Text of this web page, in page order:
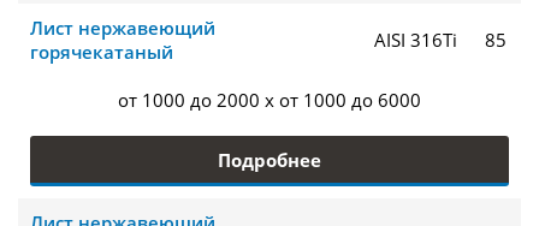
Лист нержавеющий
горячекатаный
AISI 316Ti 85
от 1000 до 2000 x от 1000 до 6000
Подробнее